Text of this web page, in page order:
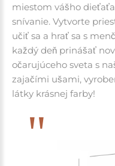
miestom vášho
snívanie. Vytvorte
učiť sa a hrať sa s
každý deň prinášať
očarujúceho sveta s
zajačími ušami,
látky krásnej farby!